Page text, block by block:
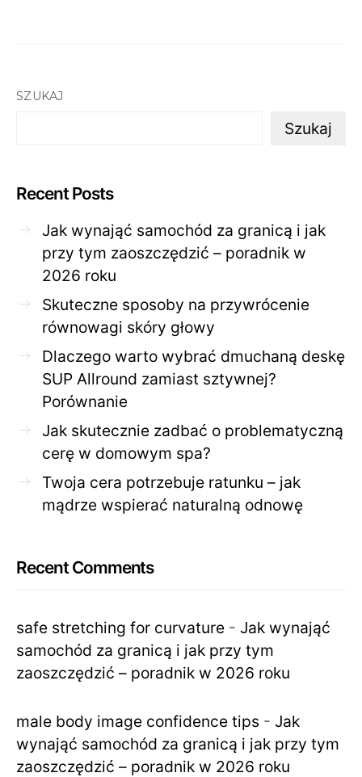
SZUKAJ
Szukaj
Recent Posts
Jak wynająć samochód za granicą i jak
przy tym zaoszczędzić – poradnik w
2026 roku
Skuteczne sposoby na przywrócenie
równowagi skóry głowy
Dlaczego warto wybrać dmuchaną deskę
SUP Allround zamiast sztywnej?
Porównanie
Jak skutecznie zadbać o problematyczną
cerę w domowym spa?
Twoja cera potrzebuje ratunku – jak
mądrze wspierać naturalną odnowę
Recent Comments
safe stretching for curvature - Jak wynająć
samochód za granicą i jak przy tym
zaoszczędzić – poradnik w 2026 roku
male body image confidence tips - Jak
wynająć samochód za granicą i jak przy tym
zaoszczędzić – poradnik w 2026 roku